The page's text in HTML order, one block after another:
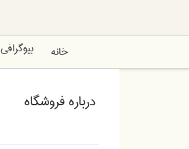
خانه بیوگرافی
درباره فروشگاه